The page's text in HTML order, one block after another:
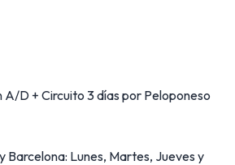
A/D + Circuito 3 días por Peloponeso
Barcelona: Lunes, Martes, Jueves y